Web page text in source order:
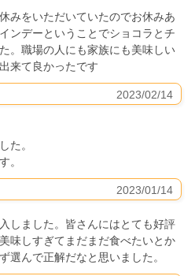
みをいただいていたのでお休みあ
ンデーということでショコラとチ
。職場の人にも家族にも美味しい
来て良かったです
2023/02/14
た。
。
2023/01/14
しました。皆さんにはとても好評
味しすぎてまだまだ食べたいとか
選んで正解だなと思いました。